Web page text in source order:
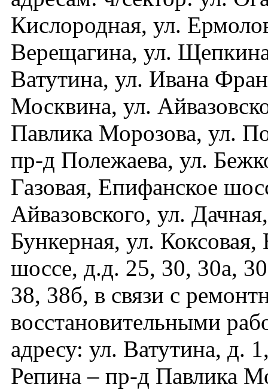
Кислородная, ул.
Верещагина, ул.
Ватутина, ул. Ивана
Москвина, ул.
Павлика Морозова, ул.
пр-д Полежаева, ул.
Газовая, Епифанское
Айвазовского, ул.
Бункерная, ул.
шоссе, д.д. 25, 30, 30а,
38, 38б, в связи с
восстановительными
адресу: ул. Ватутина, д.
Репина – пр-д Павлика